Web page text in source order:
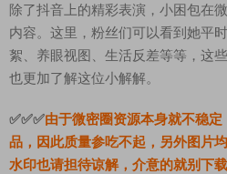
除了抖音上的精彩表演，小困包在
内容。这里，粉丝们可以看到她平
絮、养眼视图、生活反差等等，这
也更加了解这位小解解。
✅✅✅由于微密圈资源本身就不稳
品，因此质量参吃不起，另外图片
水印也请担待谅解，介意的就别下